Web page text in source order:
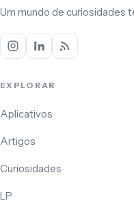
Um mundo de curiosidades
EXPLORAR
Aplicativos
Artigos
Curiosidades
LP